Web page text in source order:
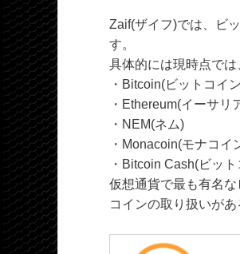
Zaif(ザイフ)では、ビ
す。
具体的には現時点では
・Bitcoin(ビットコイ
・Ethereum(イーサリ
・NEM(ネム)
・Monacoin(モナコイ
・Bitcoin Cash(ビッ
仮想通貨で最も有名
コインの取り扱いがあ